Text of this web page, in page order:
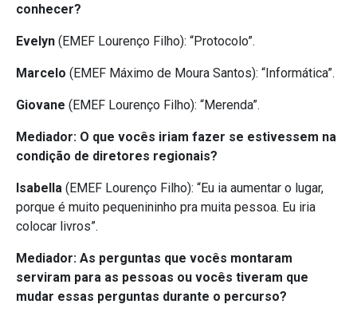
conhecer?
Evelyn (EMEF Lourenço Filho): “Protocolo”.
Marcelo (EMEF Máximo de Moura Santos): “Informática”.
Giovane (EMEF Lourenço Filho): “Merenda”.
Mediador: O que vocês iriam fazer se estivessem na
condição de diretores regionais?
Isabella (EMEF Lourenço Filho): “Eu ia aumentar o lugar,
porque é muito pequenininho pra muita pessoa. Eu iria
colocar livros”.
Mediador: As perguntas que vocês montaram
serviram para as pessoas ou vocês tiveram que
mudar essas perguntas durante o percurso?